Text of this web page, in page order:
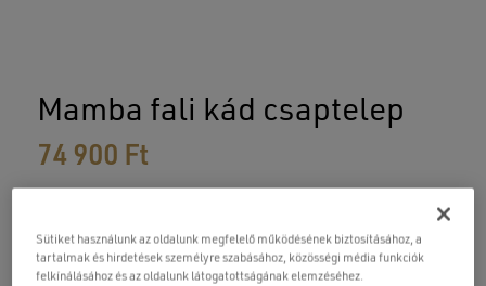
Mamba fali kád csaptelep
74 900 Ft
vonalvezetés. A Mamba kollekciónk mattfekete kivitelben
egészen lenyűgöző látványt nyújt minden fürdőszobában!
Sütiket használunk az oldalunk megfelelő működésének biztosításához, a
tartalmak és hirdetések személyre szabásához, közösségi média funkciók
felkínálásához és az oldalunk látogatottságának elemzéséhez.